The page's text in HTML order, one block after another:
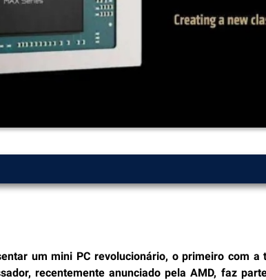
um mini PC revolucionário, o primeiro com a
recentemente anunciado pela AMD, faz